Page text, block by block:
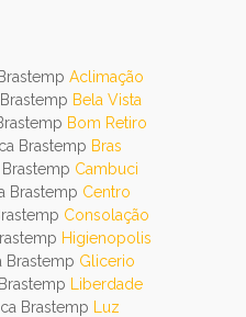
Aclimação
Bela Vista
Bom Retiro
Brastemp Bras
Cambuci
Brastemp Centro
Consolação
Higienopolis
Brastemp Glicerio
Liberdade
Brastemp Luz